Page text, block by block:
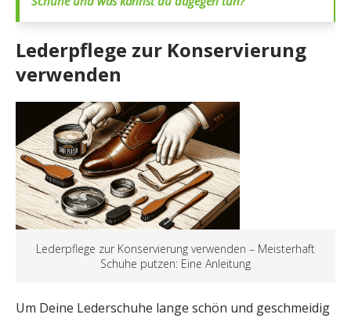
Lederpflege zur Konservierung
verwenden
Lederpflege zur Konservierung verwenden – Meisterhaft
Schuhe putzen: Eine Anleitung
Um Deine Lederschuhe lange schön und geschmeidig